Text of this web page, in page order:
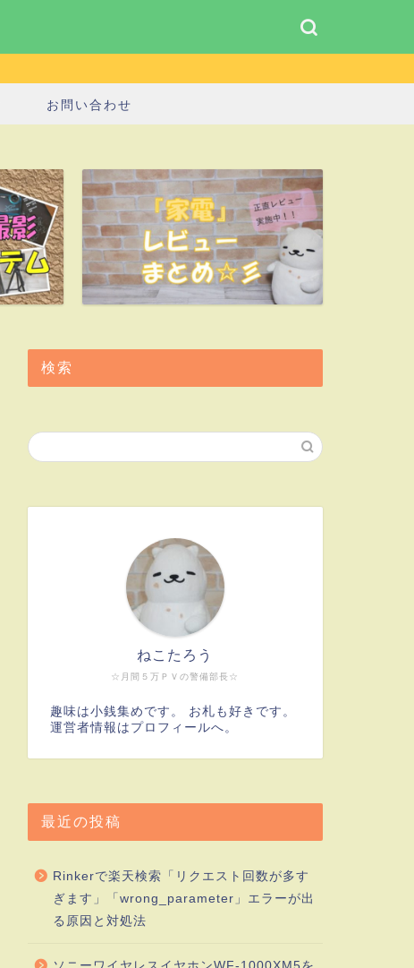
お問い合わせ
検索
☆月間５万ＰＶの警備部長☆
ねこたろう
趣味は小銭集めです。 お札も好きです。
運営者情報はプロフィールへ。
最近の投稿
Rinkerで楽天検索「リクエスト回数が多す
ぎます」「wrong_parameter」エラーが出
る原因と対処法